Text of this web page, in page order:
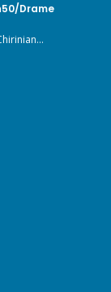
Drame